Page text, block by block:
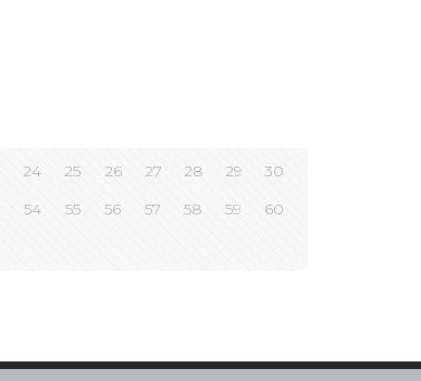
24 25 26 27 28 29
30
54 55 56 57 58 59
60